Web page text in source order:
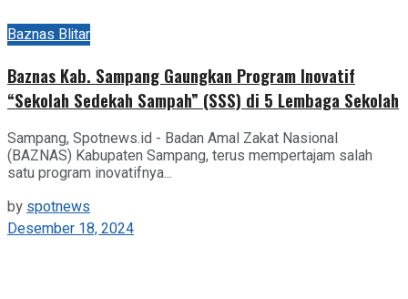
Baznas Blitar
Baznas Kab. Sampang Gaungkan Program Inovatif
“Sekolah Sedekah Sampah” (SSS) di 5 Lembaga Sekolah
Sampang, Spotnews.id - Badan Amal Zakat Nasional
(BAZNAS) Kabupaten Sampang, terus mempertajam salah
satu program inovatifnya...
by spotnews
Desember 18, 2024